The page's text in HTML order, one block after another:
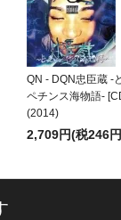
QN - DQN忠臣蔵 -
ペチンス海物語-
(2014)
2,709円(税246